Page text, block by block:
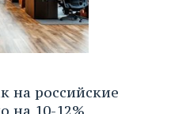
на российские